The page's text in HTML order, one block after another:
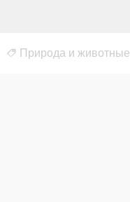
Природа и животные